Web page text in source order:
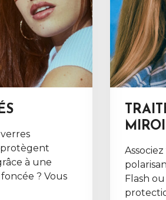
à une
? Vous
Flash